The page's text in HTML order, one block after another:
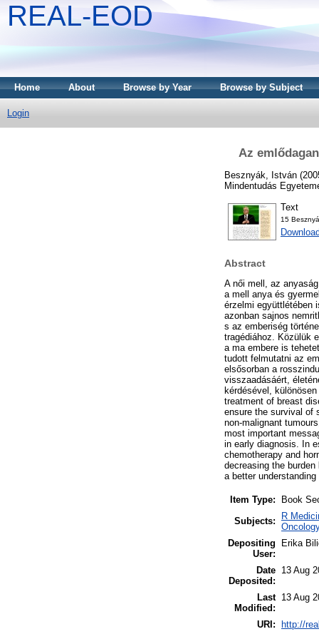
REAL-EOD
Home About Browse by Year Browse by Subject
Login
Az
Besznyák, István
Mindentudás
Text
15
Abstract
A női mell, az
a mell anya és
érzelmi együttlétében
azonban sajnos
s az emberiség
tragédiához. Közülük
a ma embere is
tudott felmutatni az
elsősorban a
visszaadásáért,
kérdésével,
treatment of breast
ensure the survival of
non-malignant
most important
in early diagnosis. In
chemotherapy and
decreasing the
a better
Item Type:
Book
Subjects:
R
Depositing
User:
Erika
Date
Deposited:
13 Aug
Last
Modified:
13 Aug
URI: http://